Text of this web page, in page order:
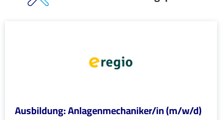
Ausbildung: Anlagenmechaniker/in (m/w/d)